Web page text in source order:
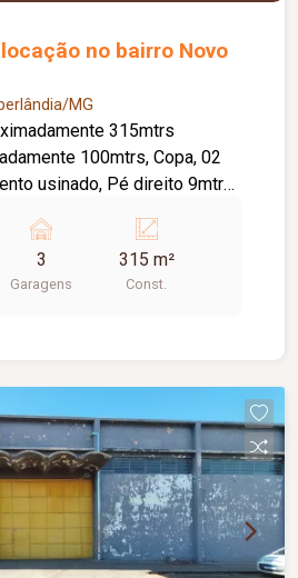
MG
315mtrs
100mtrs, Copa, 02
usinado, Pé direito 9mtrs,
3
Garagens
315 m²
Const.